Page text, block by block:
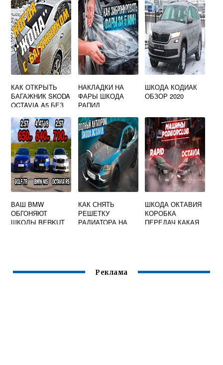
КАК ОТКРЫТЬ
БАГАЖНИК SKODA
OCTAVIA A5 БЕЗ
НАКЛАДКИ НА
ФАРЫ ШКОДА
РАПИД
ШКОДА КОДИАК
ОБЗОР 2020
ВАШ BMW
ОБГОНЯЮТ
ШКОДЫ BERKUT
КАК СНЯТЬ
РЕШЕТКУ
РАДИАТОРА НА
ШКОДА ОКТАВИЯ
КОРОБКА
ПЕРЕДАЧ КАКАЯ
Реклама